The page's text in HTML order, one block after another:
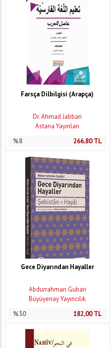
Farsça Dilbilgisi (Arapça)
Dr. Ahmad Jabbari
Astana Yayınları
%8
266,80TL
Gece Diyarından Hayaller
Abdurrahman Gubari
Büyüyenay Yayıncılık
%30
182,00TL